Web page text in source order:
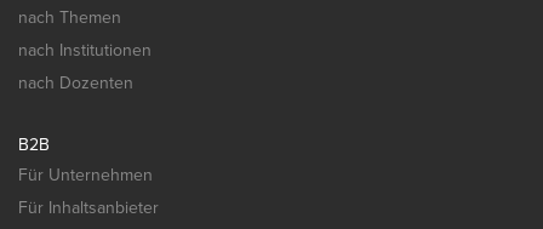
nach Themen
nach Institutionen
nach Dozenten
B2B
Für Unternehmen
Für Inhaltsanbieter